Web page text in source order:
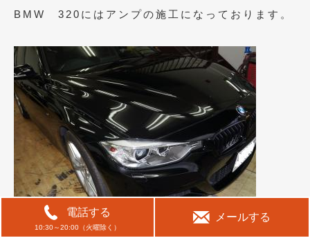
電話する
10:30～20:00（火曜除く）
メールする
BMW 320にはアンプの施工になっております。
続きしてポルシェ カイエンHVには